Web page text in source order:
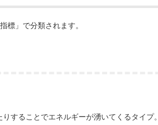
標」で分類されます。
することでエネルギーが湧いてくるタイプ。